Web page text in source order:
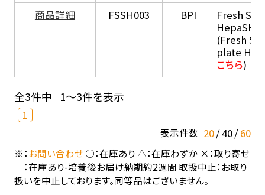
商品詳細
FSSH003 BPI
Fresh
HepaSH®
(Fresh
plate
こちら)
全3件中 1～3件を表示
1
表示件数 20 40 60
※：お問い合わせ○：在庫あり △：在庫わずか ×：取り寄せ
□：在庫あり-培養後お届け納期約2週間 取扱中止：お取り
扱いを中止しております。同等品はございません。